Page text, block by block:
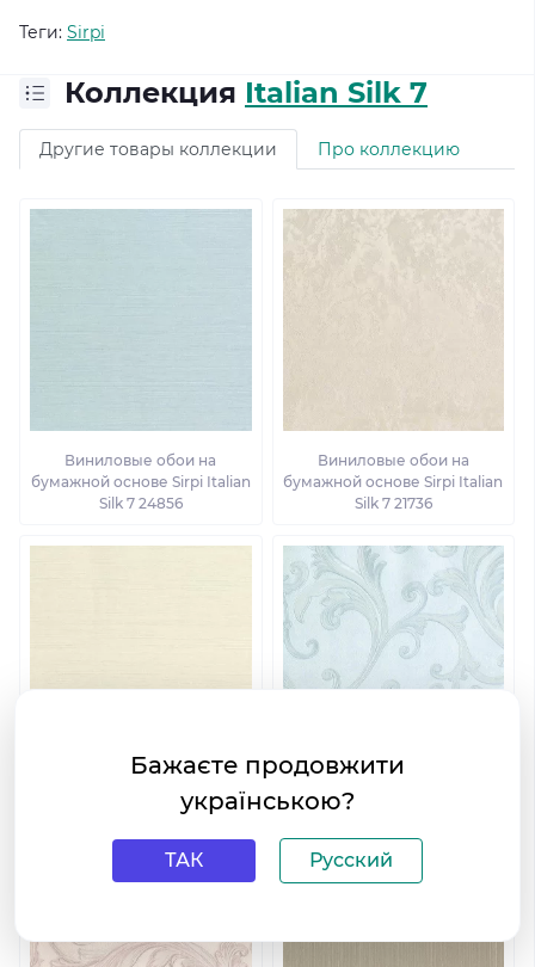
Теги: Sirpi
Коллекция Italian Silk 7
Другие товары коллекции Про коллекцию
Виниловые обои на
бумажной основе Sirpi Italian
Silk 7 24856
Виниловые обои на
бумажной основе Sirpi Italian
Silk 7 21736
Виниловые обои на
бумажной основе Sirpi Italian
Silk 7 24851
Виниловые обои на
Silk 7 24836
Бажаєте продовжити
українською?
ТАК Русский